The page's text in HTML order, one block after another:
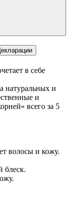
в себе
натуральных и
и
всего за 5
волосы и кожу.
блеск.